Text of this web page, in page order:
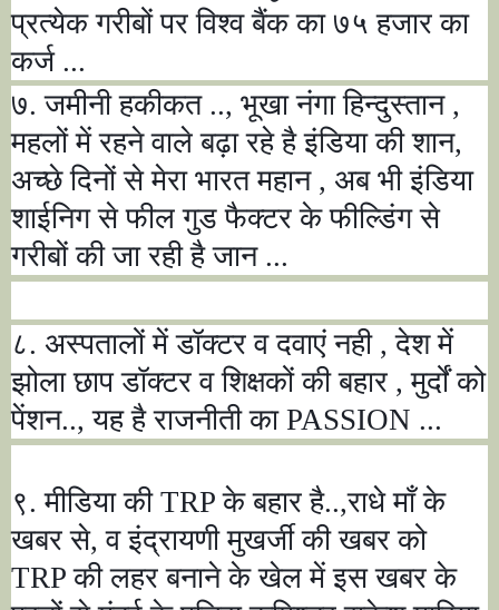
प्रत्येक गरीबों पर विश्व बैंक का ७५ हजार का
कर्ज ...
७. जमीनी हकीकत .., भूखा नंगा हिन्दुस्तान ,
महलों में रहने वाले बढ़ा रहे है इंडिया की शान,
अच्छे दिनों से मेरा भारत महान , अब भी इंडिया
शाईनिग से फील गुड फैक्टर के फील्डिंग से
गरीबों की जा रही है जान ...
८. अस्पतालों में डॉक्टर व दवाएं नही ,देश में
झोला छाप डॉक्टर व शिक्षकों की बहार ,मुर्दों को
पेंशन..,यह है राजनीती का PASSION ...
९. मीडिया की TRPके बहार है..,राधे माँ के
खबर से,व इंद्रायणी मुखर्जी की खबर को
TRPकी लहर बनाने के खेल में इस खबर के